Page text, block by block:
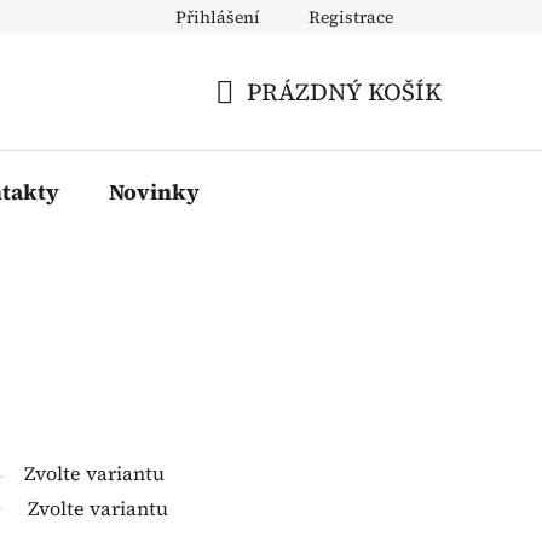
Přihlášení Registrace
PRÁZDNÝ KOŠÍK
Novinky
Zvolte variantu
Zvolte variantu